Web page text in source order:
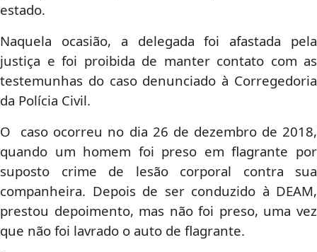
estado.
Naquela ocasião, a delegada foi afastada pela
justiça e foi proibida de manter contato com as
testemunhas do caso denunciado à Corregedoria
da Polícia Civil.
O caso ocorreu no dia 26 de dezembro de 2018,
quando um homem foi preso em flagrante por
suposto crime de lesão corporal contra sua
companheira. Depois de ser conduzido à DEAM,
prestou depoimento, mas não foi preso, uma vez
que não foi lavrado o auto de flagrante.